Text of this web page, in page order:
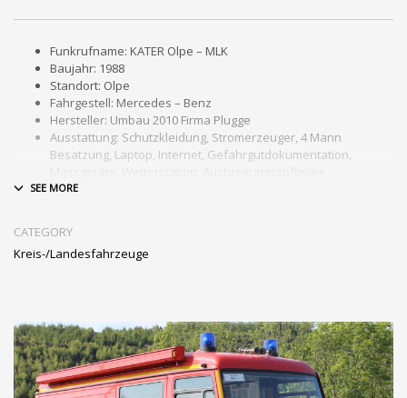
Funkrufname: KATER Olpe – MLK
Baujahr: 1988
Standort: Olpe
Fahrgestell: Mercedes – Benz
Hersteller: Umbau 2010 Firma Plugge
Ausstattung: Schutzkleidung, Stromerzeuger, 4 Mann
Besatzung, Laptop, Internet, Gefahrgutdokumentation,
CATEGORY
Kreis-/Landesfahrzeuge